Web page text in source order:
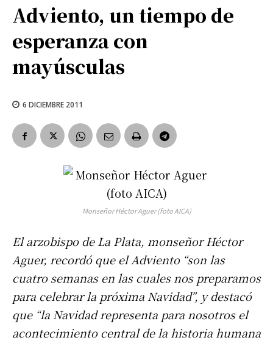
Adviento, un tiempo de
esperanza con
mayúsculas
6 DICIEMBRE 2011
Monseñor Héctor Aguer (foto AICA)
El arzobispo de La Plata, monseñor Héctor
Aguer, recordó que el Adviento “son las
cuatro semanas en las cuales nos preparamos
para celebrar la próxima Navidad”, y destacó
que “la Navidad representa para nosotros el
acontecimiento central de la historia humana